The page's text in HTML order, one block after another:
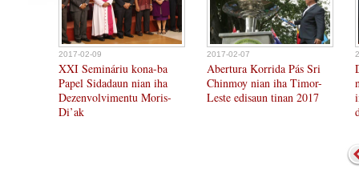
2017-02-09
XXI Semináriu kona-ba
Papel Sidadaun nian iha
Dezenvolvimentu Moris-
Di’ak
2017-02-07
Abertura Korrida Pás Sri
Chinmoy nian iha Timor-
Leste edisaun tinan 2017